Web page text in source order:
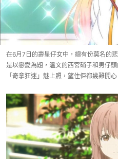
在6月7日的壽星仔女中，總有份莫名的
是以戀愛為題，溫文的西宮硝子和男仔
「奇拿狂迷」魅上照，望住佢都幾難開心